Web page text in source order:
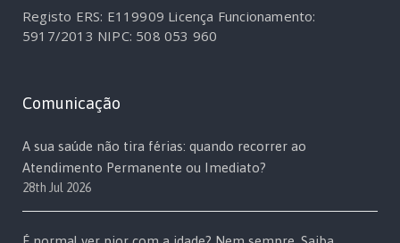
Registo ERS: E119909 Licença Funcionamento:
5917/2013 NIPC: 508 053 960
Comunicação
A sua saúde não tira férias: quando recorrer ao
Atendimento Permanente ou Imediato?
28th Jul 2026